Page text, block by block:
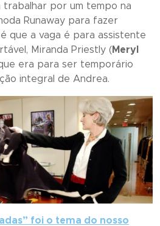
trabalhar por um tempo na
Runaway para fazer
que a vaga é para assistente
Miranda Priestly (Meryl
era para ser temporário
integral de Andrea.
foi o tema do nosso